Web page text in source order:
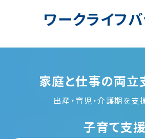
ワークライフ
家庭と仕事の両立
出産・育児・介護期を支
子育て支援